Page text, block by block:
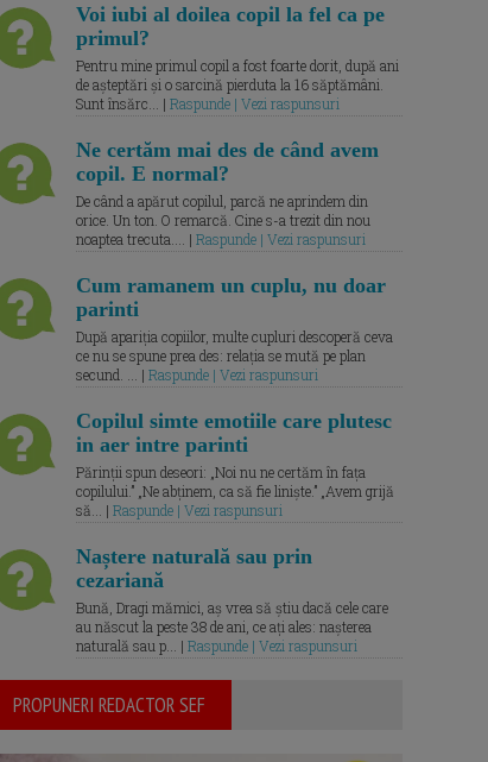
Voi iubi al doilea copil la fel ca pe
primul?
Pentru mine primul copil a fost foarte dorit, după ani
de așteptări și o sarcină pierduta la 16 săptămâni.
Sunt însărc... | Raspunde | Vezi raspunsuri
Ne certăm mai des de când avem
copil. E normal?
De când a apărut copilul, parcă ne aprindem din
orice. Un ton. O remarcă. Cine s-a trezit din nou
noaptea trecuta.... | Raspunde | Vezi raspunsuri
Cum ramanem un cuplu, nu doar
parinti
După apariția copiilor, multe cupluri descoperă ceva
ce nu se spune prea des: relația se mută pe plan
secund. ... | Raspunde | Vezi raspunsuri
Copilul simte emotiile care plutesc
in aer intre parinti
Părinții spun deseori: „Noi nu ne certăm în fața
copilului.” „Ne abținem, ca să fie liniște.” „Avem grijă
să... | Raspunde | Vezi raspunsuri
Naștere naturală sau prin
cezariană
Bună, Dragi mămici, aș vrea să știu dacă cele care
au născut la peste 38 de ani, ce ați ales: nașterea
naturală sau p... | Raspunde | Vezi raspunsuri
PROPUNERI REDACTOR SEF